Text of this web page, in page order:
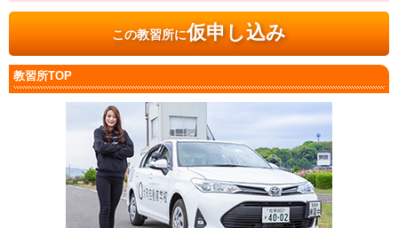
この教習所に仮申し込み
教習所TOP